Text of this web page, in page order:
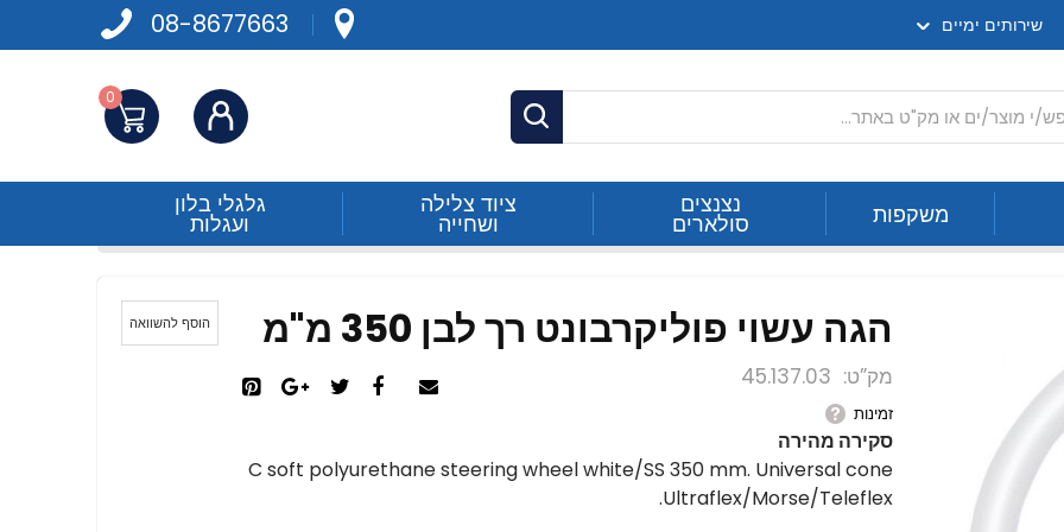
08-8677663 שירותים ימיים
חפש
התחברות 0
משקפות נצנצים
סולארים
ציוד צלילה
ושחייה
גלגלי בלון
ועגלות
הגה עשוי פוליקרבונט רך לבן 350 מ"מ
מק”ט 45.137.03
זמינות
סקירה מהירה
C soft polyurethane steering wheel white/SS 350 mm. Universal cone
Ultraflex/Morse/Teleflex.
הוסף להשוואה